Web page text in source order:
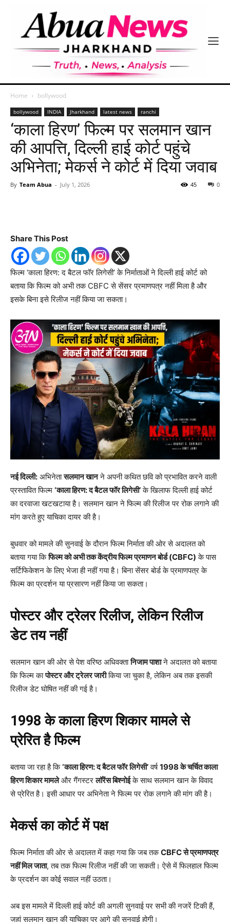
Home bollywood
bollywood INDIA Jharkhand latest news ranchi
‘काला हिरण’ फिल्म पर सलमान खान
की आपत्ति, दिल्ली हाई कोर्ट पहुंचे
अभिनेता; मेकर्स ने कोर्ट में दिया जवाब
By Team Abua - July 1, 2026 0
45
Share This Post
फिल्म ‘काला हिरण: द बैटल फॉर लिगेसी’ के निर्माताओं ने दिल्ली हाई कोर्ट को
बताया कि फिल्म को अभी तक CBFC से सेंसर प्रमाणपत्र नहीं मिला है और
इसके बिना इसे रिलीज नहीं किया जा सकता।
नई दिल्ली: अभिनेतासलमान खानने अपनी कथित छवि को प्रभावित करने वाली
प्रस्तावित फिल्म ‘काला हिरण: द बैटल फॉर लिगेसी’के खिलाफ दिल्ली हाई कोर्ट
का दरवाजा खटखटाया है। सलमान खान ने फिल्म की रिलीज पर रोक लगाने की
मांग करते हुए याचिका दायर की है।
बुधवार को मामले की सुनवाई के दौरान फिल्म निर्माता की ओर से अदालत को
बताया गया किफिल्म को अभी तक केंद्रीय फिल्म प्रमाणन बोर्ड (CBFC) के पास
सर्टिफिकेशन के लिए भेजा ही नहीं गया है। बिना सेंसर बोर्ड के प्रमाणपत्र के
फिल्म का प्रदर्शन या प्रसारण नहीं किया जा सकता।
पोस्टर और ट्रेलर रिलीज, लेकिन रिलीज
डेट तय नहीं
सलमान खान की ओर से पेश वरिष्ठ अधिवक्तानिजाम पाशाने अदालत को बताया
कि फिल्म कापोस्टर और ट्रेलर जारीकिया जा चुका है, लेकिन अब तक इसकी
रिलीज डेट घोषित नहीं की गई है।
1998 के काला हिरण शिकार मामले से
प्रेरित है फिल्म
बताया जा रहा है कि‘काला हिरण: द बैटल फॉर लिगेसी’वर्ष1998 के चर्चित काला
हिरण शिकार मामलेऔर गैंगस्टरलॉरेंस बिश्नोईके साथ सलमान खान के विवाद
से प्रेरित है। इसी आधार पर अभिनेता ने फिल्म पर रोक लगाने की मांग की है।
मेकर्स का कोर्ट में पक्ष
फिल्म निर्माता की ओर से अदालत में कहा गया कि जब तकCBFC से प्रमाणपत्र
नहीं मिल जाता, तब तक फिल्म रिलीज नहीं की जा सकती। ऐसे में फिलहाल फिल्म
के प्रदर्शन का कोई सवाल नहीं उठता।
अब इस मामले में दिल्ली हाई कोर्ट की अगली सुनवाई पर सभी की नजरें टिकी हैं,
जहां सलमान खान की याचिका पर आगे की सुनवाई होगी।